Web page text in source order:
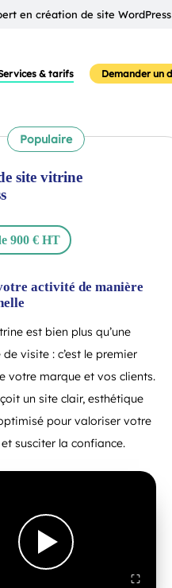
en création de site
& tarifs Demander un
Populaire
site vitrine
900 € HT
activité de manière
est bien plus qu’une
visite : c’est le premier
votre marque et vos clients.
un site clair, esthétique
pour valoriser votre
susciter la confiance.
⛶